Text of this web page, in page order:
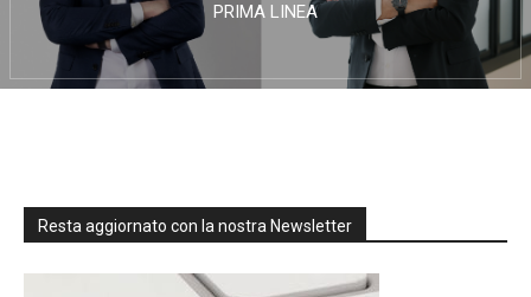
PRIMA LINEA
Resta aggiornato con la nostra Newsletter